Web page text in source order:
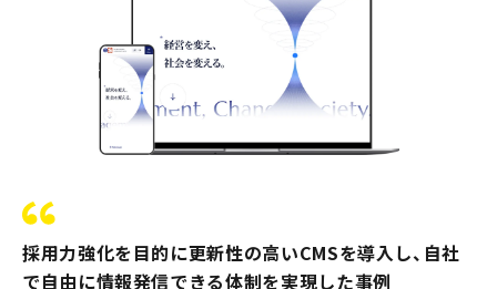
採用力強化を目的に更新性の高いCMSを導入し、自社
で自由に情報発信できる体制を実現した事例